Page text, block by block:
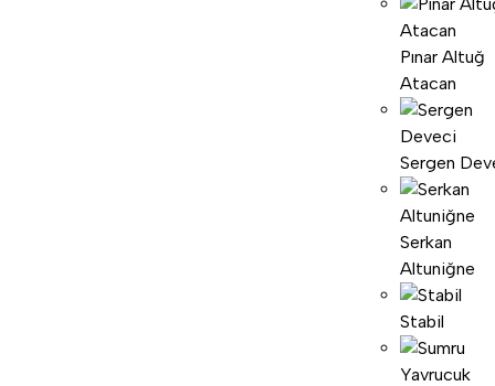
Pınar Altuğ
Atacan
Sergen
Serkan
Altuniğne
Stabil